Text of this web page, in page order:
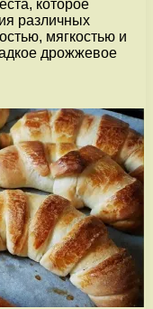
которое
различных
мягкостью и
дрожжевое